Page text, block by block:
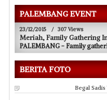
PALEMBANG EVENT
23/12/2015 / 307 Views
Meriah, Family Gathering
PALEMBANG - Family
BERITA FOTO
Begal